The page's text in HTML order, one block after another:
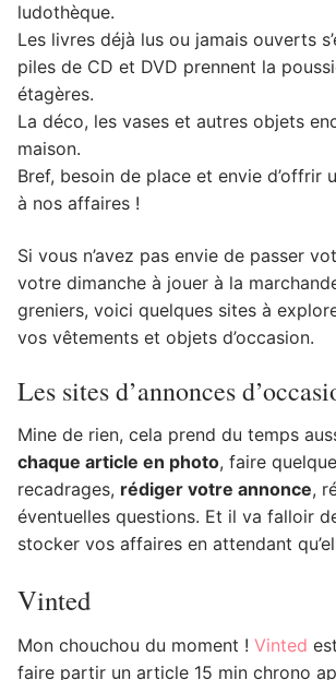
ludothèque.
Les livres déjà lus ou jamais ouverts
piles de CD et DVD prennent la
étagères.
La déco, les vases et autres objets
maison.
Bref, besoin de place et envie d’offrir
à nos affaires !
Si vous n’avez pas envie de passer
votre dimanche à jouer à la
greniers, voici quelques sites à
vos vêtements et objets d’occasion.
Les sites d’annonces
Mine de rien, cela prend du temps
chaque article en photo, faire
recadrages, rédiger votre annonce,
éventuelles questions. Et il va falloir
stocker vos affaires en attendant
Vinted
Mon chouchou du moment ! Vinted
faire partir un article 15 min chrono